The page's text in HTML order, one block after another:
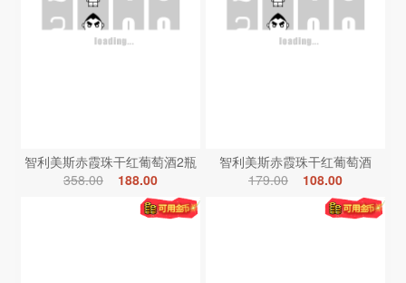
智利美斯赤霞珠干红葡萄酒2瓶
358.00
188.00
智利美斯赤霞珠干红葡萄酒
179.00
108.00